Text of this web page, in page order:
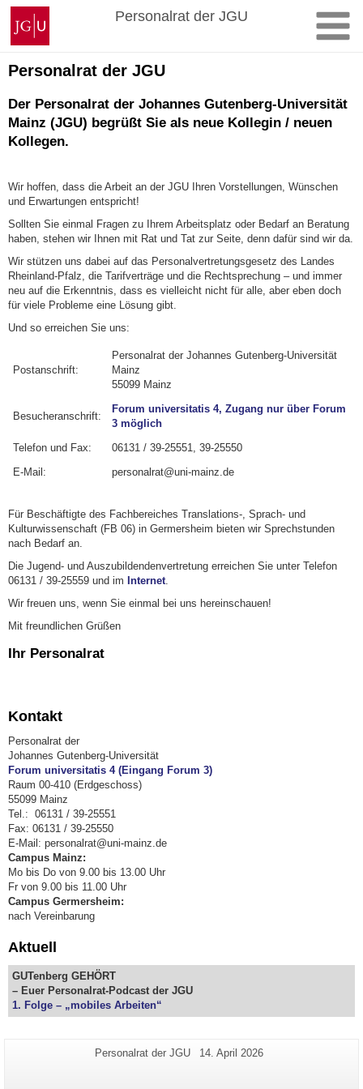
Zum
Inhalt
springen
Johannes
Gutenberg-
Universität
Mainz
Personalrat der JGU
Personalrat der JGU
Der Personalrat der Johannes Gutenberg-Universität
Mainz (JGU) begrüßt Sie als neue Kollegin / neuen
Kollegen.
Wir hoffen, dass die Arbeit an der JGU Ihren Vorstellungen, Wünschen
und Erwar­tungen entspricht!
Sollten Sie einmal Fragen zu Ihrem Arbeitsplatz oder Bedarf an Beratung
haben, stehen wir Ihnen mit Rat und Tat zur Seite, denn dafür sind wir da.
Wir stützen uns dabei auf das Personalvertretungsgesetz des Landes
Rheinland-Pfalz, die Tarifverträge und die Rechtsprechung – und immer
neu auf die Erkenntnis, dass es vielleicht nicht für alle, aber eben doch
für viele Probleme eine Lösung gibt.
Und so erreichen Sie uns:
Postanschrift:
Personalrat der Johannes Gutenberg-Universität
Mainz
55099 Mainz
Besucheranschrift:
Forum universitatis 4, Zugang nur über Forum
3 möglich
Telefon und Fax:
06131 / 39-25551, 39-25550
E-Mail:
personalrat@uni-mainz.de
Für Beschäftigte des Fachbereiches Translations-, Sprach- und
Kulturwissenschaft (FB 06) in Germersheim bieten wir Sprechstunden
nach Bedarf an.
Die Jugend- und Auszubildendenvertretung erreichen Sie unter Telefon
06131 / 39-25559 und im Internet.
Wir freuen uns, wenn Sie einmal bei uns hereinschauen!
Mit freundlichen Grüßen
Ihr Personalrat
Kontakt
Personalrat der
Johannes Gutenberg-Universität
Forum universitatis 4 (Eingang Forum 3)
Raum 00-410 (Erdgeschoss)
55099 Mainz
Tel.: 06131 / 39-25551
Fax: 06131 / 39-25550
E-Mail: personalrat@uni-mainz.de
Campus Mainz:
Mo bis Do von 9.00 bis 13.00 Uhr
Fr von 9.00 bis 11.00 Uhr
Campus Germersheim:
nach Vereinbarung
Aktuell
GUTenberg GEHÖRT
– Euer Personalrat-Podcast der JGU
1. Folge – „mobiles Arbeiten“
Zusätzliche
Seiten-
Personalrat der JGU
Letzte
14. April 2026